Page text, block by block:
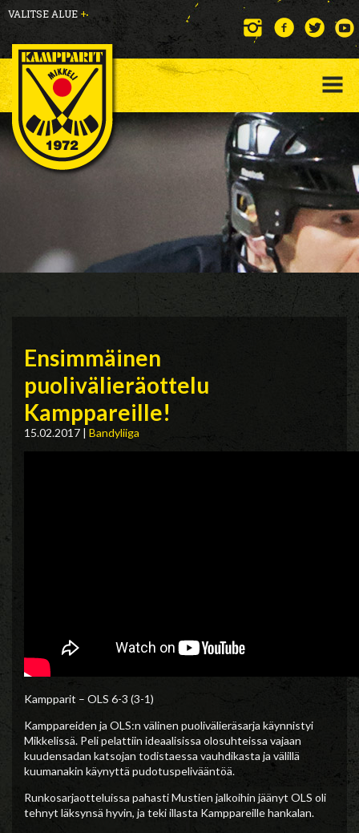
VALITSE ALUE +
Ensimmäinen
puolivälieräottelu
Kamppareille!
15.02.2017 | Bandyliiga
Kampparit – OLS 6-3 (3-1)
Kamppareiden ja OLS:n välinen puolivälieräsarja käynnistyi
Mikkelissä. Peli pelattiin ideaalisissa olosuhteissa vajaan
kuudensadan katsojan todistaessa vauhdikasta ja välillä
kuumanakin käynyttä pudotuspelivääntöä.
Runkosarjaotteluissa pahasti Mustien jalkoihin jäänyt OLS oli
tehnyt läksynsä hyvin, ja teki illasta Kamppareille hankalan.